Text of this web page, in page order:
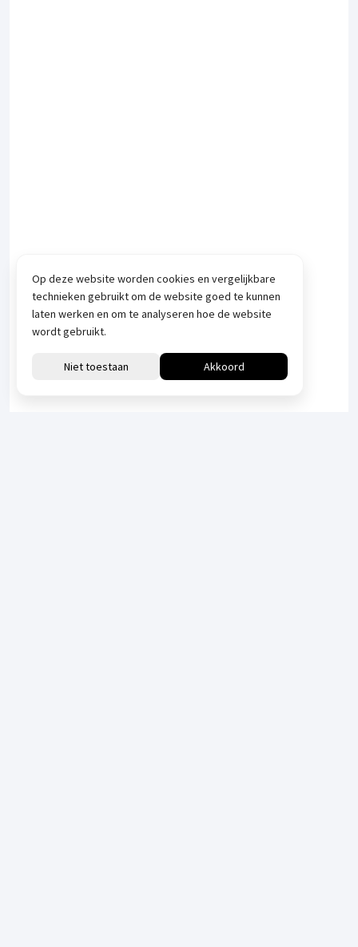
Op deze website worden cookies en vergelijkbare
technieken gebruikt om de website goed te kunnen
laten werken en om te analyseren hoe de website
wordt gebruikt.